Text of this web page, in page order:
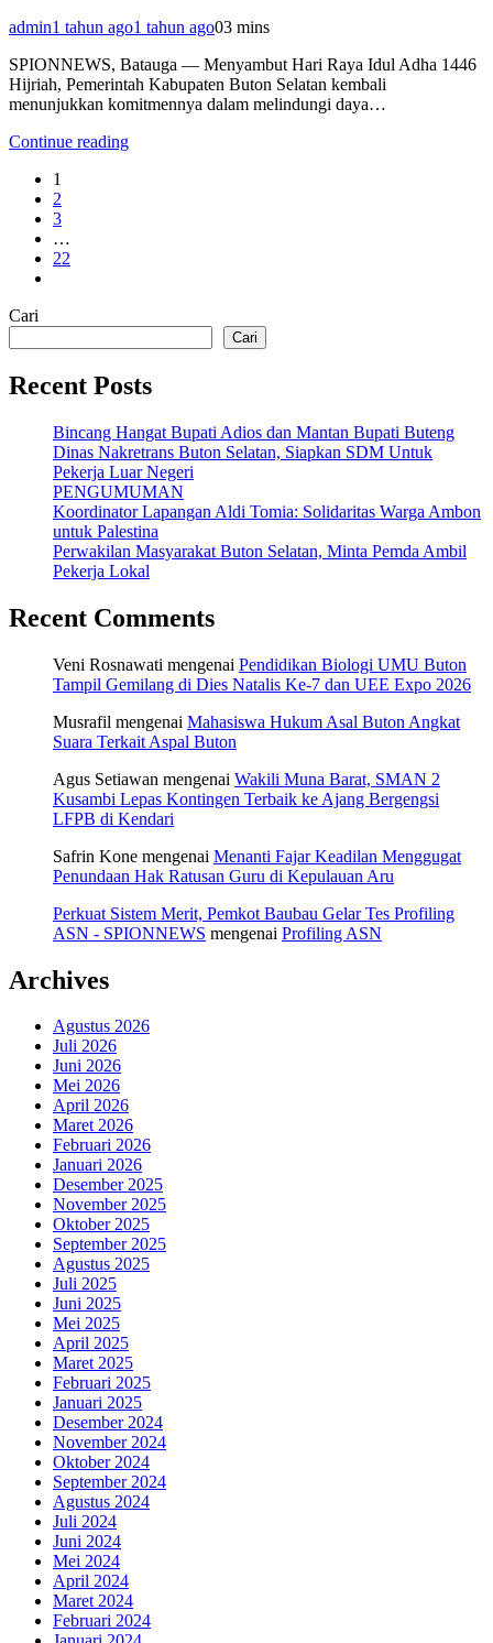
admin1 tahun ago1 tahun ago03 mins
SPIONNEWS, Batauga — Menyambut Hari Raya Idul Adha 1446
Hijriah, Pemerintah Kabupaten Buton Selatan kembali
menunjukkan komitmennya dalam melindungi daya…
Continue reading
1
2
3
…
22
Cari
Cari
Recent Posts
Bincang Hangat Bupati Adios dan Mantan Bupati Buteng
Dinas Nakretrans Buton Selatan, Siapkan SDM Untuk
Pekerja Luar Negeri
PENGUMUMAN
Koordinator Lapangan Aldi Tomia: Solidaritas Warga Ambon
untuk Palestina
Perwakilan Masyarakat Buton Selatan, Minta Pemda Ambil
Pekerja Lokal
Recent Comments
Veni Rosnawati mengenai Pendidikan Biologi UMU Buton
Tampil Gemilang di Dies Natalis Ke-7 dan UEE Expo 2026
Musrafil mengenai Mahasiswa Hukum Asal Buton Angkat
Suara Terkait Aspal Buton
Agus Setiawan mengenai Wakili Muna Barat, SMAN 2
Kusambi Lepas Kontingen Terbaik ke Ajang Bergengsi
LFPB di Kendari
Safrin Kone mengenai Menanti Fajar Keadilan Menggugat
Penundaan Hak Ratusan Guru di Kepulauan Aru
Perkuat Sistem Merit, Pemkot Baubau Gelar Tes Profiling
ASN - SPIONNEWS mengenai Profiling ASN
Archives
Agustus 2026
Juli 2026
Juni 2026
Mei 2026
April 2026
Maret 2026
Februari 2026
Januari 2026
Desember 2025
November 2025
Oktober 2025
September 2025
Agustus 2025
Juli 2025
Juni 2025
Mei 2025
April 2025
Maret 2025
Februari 2025
Januari 2025
Desember 2024
November 2024
Oktober 2024
September 2024
Agustus 2024
Juli 2024
Juni 2024
Mei 2024
April 2024
Maret 2024
Februari 2024